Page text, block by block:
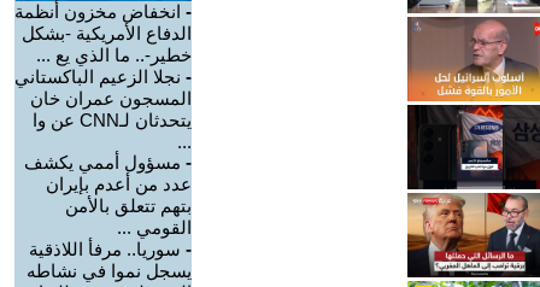
- انخفاض مخزون أنظمة
الدفاع الأمريكية -بشكل
خطير-.. ما الذي يع ...
- نجلا الزعيم الباكستاني
المسجون عمران خان
يتحدثان لـCNN عن وا
...
- مسؤول أممي يكشف
عدد من أعدم بإيران
بتهم تتعلق بالأمن
القومي ...
- سوريا.. مرفأ اللاذقية
يسجل نموا في نشاطه